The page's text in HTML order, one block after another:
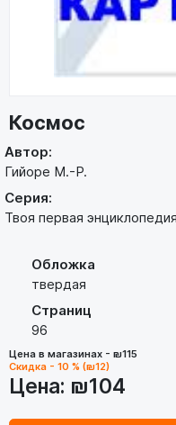
Космос
Автор:
Гийоре М.-Р.
Серия:
Твоя первая
Обложка
твердая
Страниц
96
Цена в магазинах - ₪115
Скидка - 10 % (₪12)
Цена: ₪104